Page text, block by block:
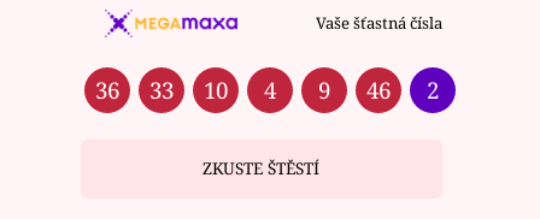
Vaše šťastná čísla
36 33 10 4 9 46 2
ZKUSTE ŠTĚSTÍ